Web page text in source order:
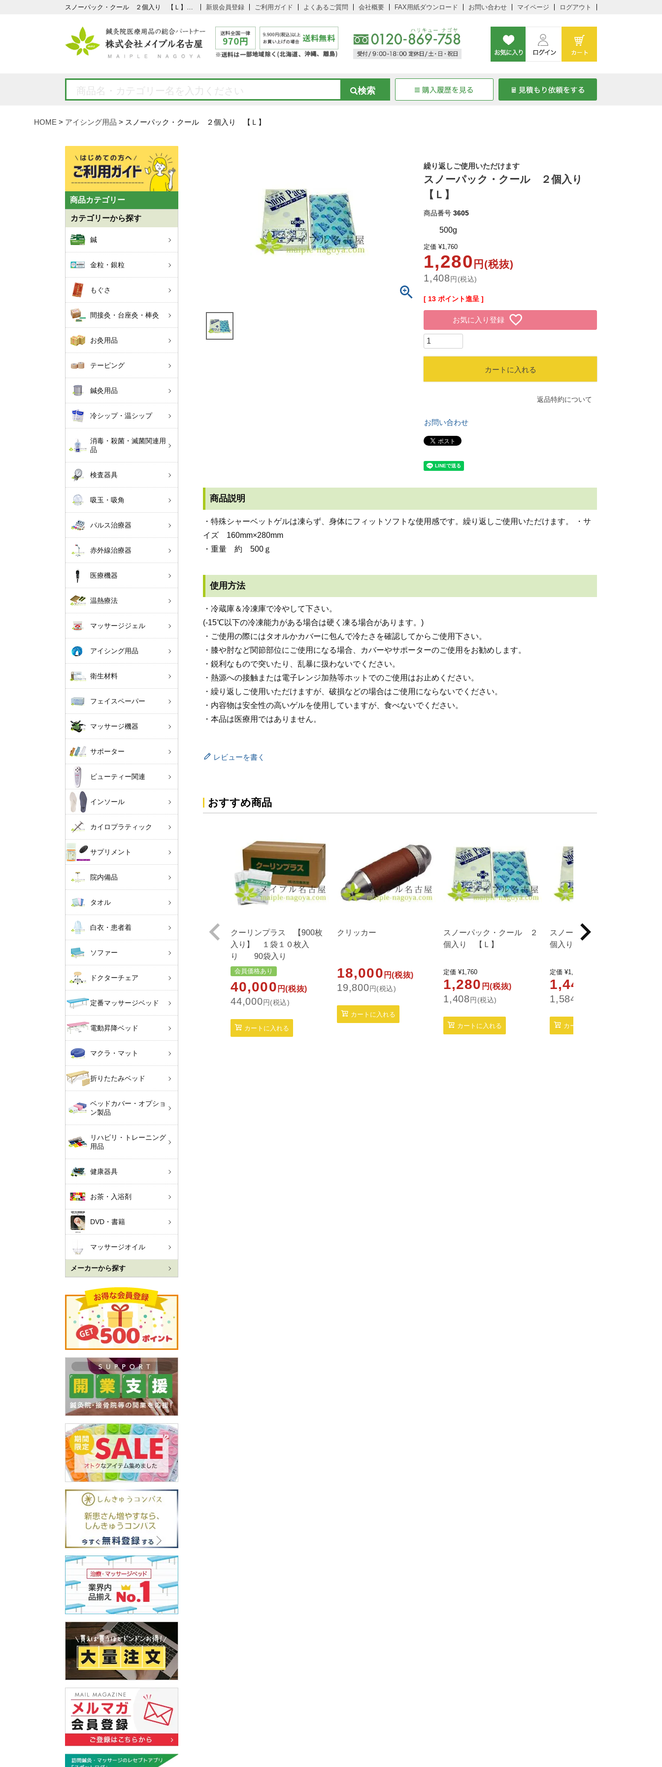
スノーパック・クール ２個入り 【Ｌ】の通販なら5,000点以上の豊富な品揃えのメイプル名古屋へ 新規会員登録 ご利用ガイド よくあるご質問 会社概要 FAX用紙ダウンロード お問い合わせ マイページ ログアウト
HOME アイシング用品 スノーパック・クール ２個入り 【Ｌ】
商品カテゴリー
カテゴリーから探す
鍼
金粒・銀粒
もぐさ
間接灸・台座灸・棒灸
お灸用品
テーピング
鍼灸用品
冷シップ・温シップ
消毒・殺菌・滅菌関連用
品
検査器具
吸玉・吸角
パルス治療器
赤外線治療器
医療機器
温熱療法
マッサージジェル
アイシング用品
衛生材料
フェイスペーパー
マッサージ機器
サポーター
ビューティー関連
インソール
カイロプラティック
サプリメント
院内備品
タオル
白衣・患者着
ソファー
ドクターチェア
定番マッサージベッド
電動昇降ベッド
マクラ・マット
折りたたみベッド
ベッドカバー・オプショ
ン製品
リハビリ・トレーニング
用品
健康器具
お茶・入浴剤
DVD・書籍
マッサージオイル
メーカーから探す
繰り返しご使用いただけます
スノーパック・クール ２個入り
【Ｌ】
商品番号 3605
500g
定価 ¥1,760
1,280 円(税抜)
1,408円(税込)
[ 13 ポイント進呈 ]
お気に入り登録
カートに入れる
返品特約について
お問い合わせ
商品説明
・特殊シャーベットゲルは凍らず、身体にフィットソフトな使用感です。繰り返しご使用いただけます。 ・サ
イズ 160mm×280mm
・重量 約 500ｇ
使用方法
・冷蔵庫＆冷凍庫で冷やして下さい。
(-15℃以下の冷凍能力がある場合は硬く凍る場合があります。)
・ご使用の際にはタオルかカバーに包んで冷たさを確認してからご使用下さい。
・膝や肘など関節部位にご使用になる場合、カバーやサポーターのご使用をお勧めします。
・鋭利なもので突いたり、乱暴に扱わないでください。
・熱源への接触または電子レンジ加熱等ホットでのご使用はお止めください。
・繰り返しご使用いただけますが、破損などの場合はご使用にならないでください。
・内容物は安全性の高いゲルを使用していますが、食べないでください。
・本品は医療用ではありません。
レビューを書く
おすすめ商品
クーリンプラス 【900枚
入り】 １袋１０枚入
り 90袋入り
会員価格あり
40,000 円(税抜)
44,000円(税込)
カートに入れる
クリッカー
18,000 円(税抜)
19,800円(税込)
カートに入れる
スノーパック・クール ２
個入り 【Ｌ】
定価 ¥1,760
1,280 円(税抜)
1,408円(税込)
カートに入れる
スノーパック・クール ４
個入り 【Ｍ】
定価 ¥1,980
1,440
1,584
カートに入れる